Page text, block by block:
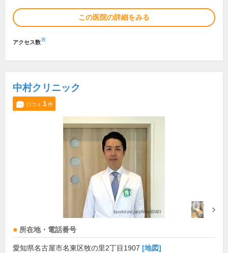
この医院の詳細をみる
アクセス数※
中村クリニック
口コミ 1件
所在地・電話番号
愛知県名古屋市名東区牧の里2丁目1907 [地図]